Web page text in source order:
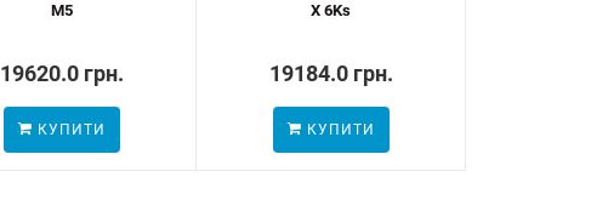
M5
19620.0 грн.
КУПИТИ
X 6Ks
19184.0 грн.
КУПИТИ